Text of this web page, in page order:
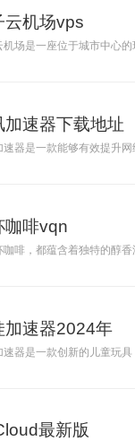
云机场vps
机场是一座位于城市中心
加速器下载地址
速器是一款能够有效提升
咖啡vqn
咖啡，都蕴含着独特的醇
加速器2024年
速器是一款创新的儿童玩
最新版